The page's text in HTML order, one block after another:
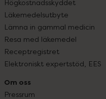
Högkostnadsskyddet
Läkemedelsutbyte
Lämna in gammal medicin
Resa med läkemedel
Receptregistret
Elektroniskt expertstöd, EES
Om oss
Pressrum